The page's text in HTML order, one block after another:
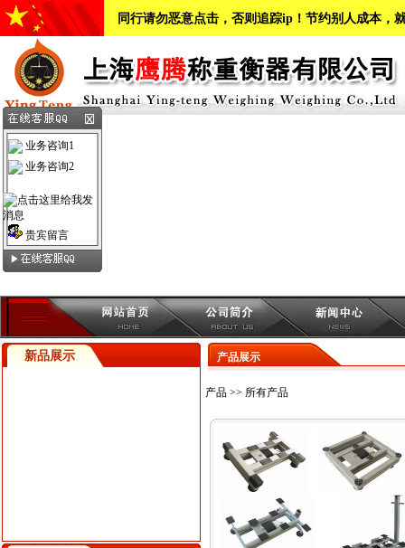
同行请勿恶意点击，否则追踪ip！节约别人成本，
新品展示 产品展示
产品 >> 所有产品
业务咨询1
业务咨询2
贵宾留言